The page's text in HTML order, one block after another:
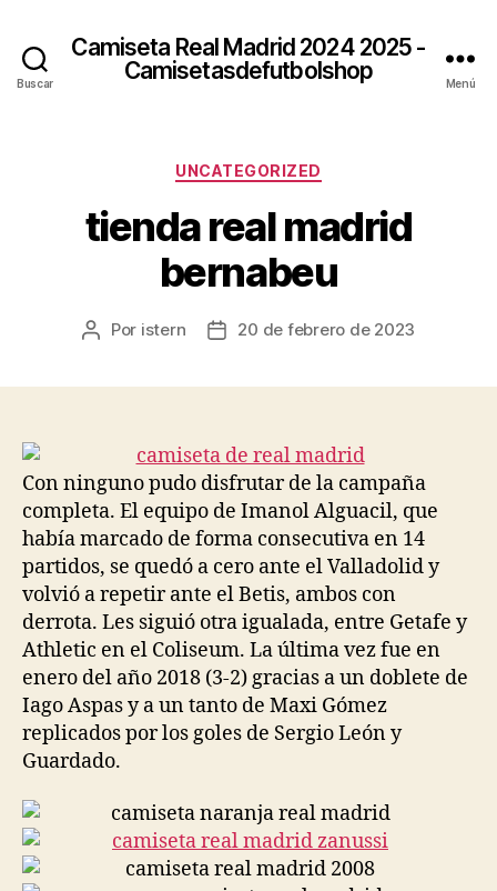
Buscar
Camiseta Real Madrid 2024 2025 -
Camisetasdefutbolshop
Menú
Categorías
UNCATEGORIZED
tienda real madrid
bernabeu
Autor
Por istern
Fecha20 de febrero de 2023
Con ninguno pudo disfrutar de la campaña
completa. El equipo de Imanol Alguacil, que
había marcado de forma consecutiva en 14
partidos, se quedó a cero ante el Valladolid y
volvió a repetir ante el Betis, ambos con
derrota. Les siguió otra igualada, entre Getafe y
Athletic en el Coliseum. La última vez fue en
enero del año 2018 (3-2) gracias a un doblete de
Iago Aspas y a un tanto de Maxi Gómez
replicados por los goles de Sergio León y
Guardado.